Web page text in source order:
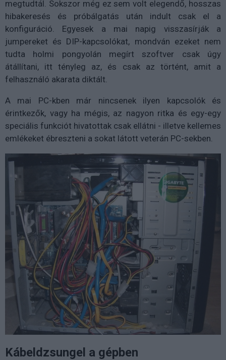
megtudtál. Sokszor még ez sem volt elegendő, hosszas
hibakeresés és próbálgatás után indult csak el a
konfiguráció. Egyesek a mai napig visszasírják a
jumpereket és DIP-kapcsolókat, mondván ezeket nem
tudta holmi pongyolán megírt szoftver csak úgy
átállítani, itt tényleg az, és csak az történt, amit a
felhasználó akarata diktált.
A mai PC-kben már nincsenek ilyen kapcsolók és
érintkezők, vagy ha mégis, az nagyon ritka és egy-egy
speciális funkciót hivatottak csak ellátni - illetve kellemes
emlékeket ébreszteni a sokat látott veterán PC-sekben.
Kábeldzsungel a gépben